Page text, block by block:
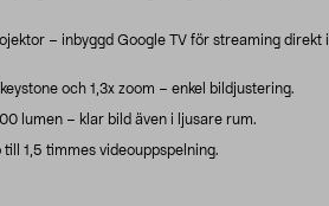
– inbyggd Google TV för streaming direkt i
och 1,3x zoom – enkel bildjustering.
lumen – klar bild även i ljusare rum.
1,5 timmes videouppspelning.